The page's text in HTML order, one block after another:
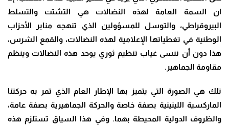
ان السمة العامة لهذه النضالات هي التشتت والتسلط
البيروقراطي، والتوسل للمسؤولين الذي تنهجه منابر الأحزاب
الوطنية في تغطياتها الإعلامية لهذه النضالات، والقمع الشرس،
هذا دون أن ننسى غياب تنظيم ثوري يوحد هذه النضالات وينظم
مقاومة الجماهير .
تلك هي الصورة التي يتميز بها الإطار العام الذي تمر به حركتنا
الماركسية اللينينية بصفة خاصة والحركة الجماهيرية بصفة عامة،
والظروف الدولية المحيطة بهما. وفي هذا السياق تستلزم هذه